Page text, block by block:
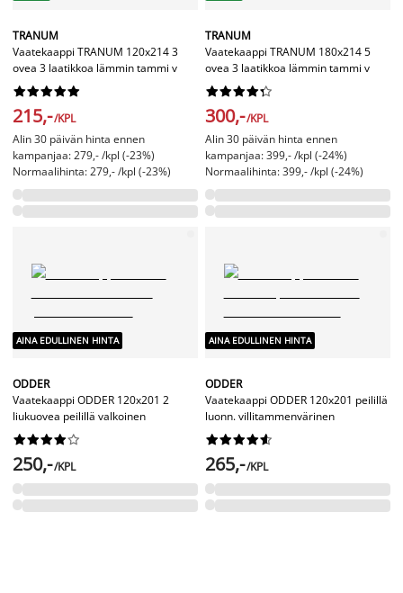
TRANUM
Vaatekaappi TRANUM 120x214 3
ovea 3 laatikkoa lämmin tammi v






215,-/KPL
Alin 30 päivän hinta ennen
kampanjaa: 279,- /kpl (-23%)
Normaalihinta: 279,- /kpl (-23%)
TRANUM
Vaatekaappi TRANUM 180x214 5
ovea 3 laatikkoa lämmin tammi v






300,-/KPL
Alin 30 päivän hinta ennen
kampanjaa: 399,- /kpl (-24%)
Normaalihinta: 399,- /kpl (-24%)
AINA EDULLINEN HINTA
ODDER
Vaatekaappi ODDER 120x201 2
liukuovea peilillä valkoinen






250,-/KPL
AINA EDULLINEN HINTA
ODDER
Vaatekaappi ODDER 120x201 peilillä
luonn. villitammenvärinen






265,-/KPL